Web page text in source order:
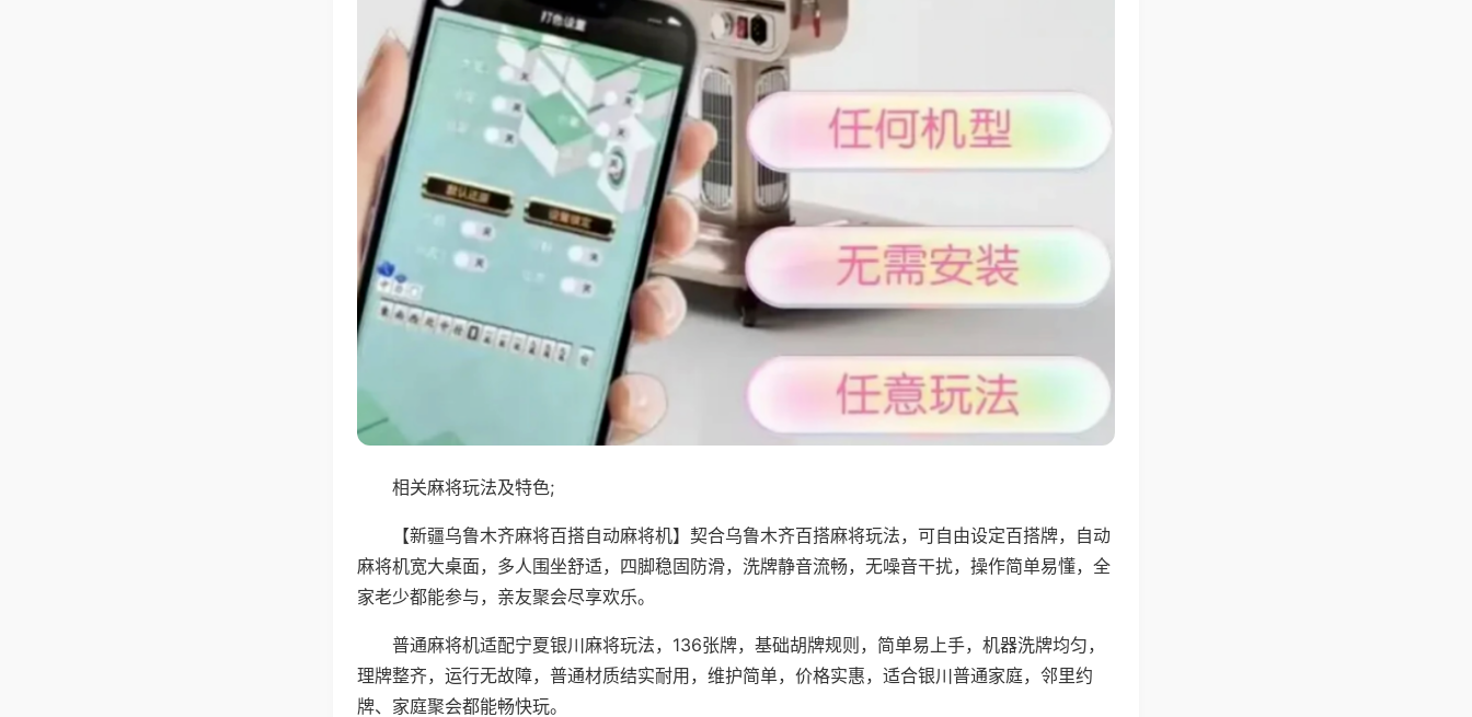
相关麻将玩法及特色;
【新疆乌鲁木齐麻将百搭自动麻将机】契合乌鲁木齐百搭麻将玩法，可自由设定百搭牌，自动
麻将机宽大桌面，多人围坐舒适，四脚稳固防滑，洗牌静音流畅，无噪音干扰，操作简单易懂，全
家老少都能参与，亲友聚会尽享欢乐。
普通麻将机适配宁夏银川麻将玩法，136张牌，基础胡牌规则，简单易上手，机器洗牌均匀，
理牌整齐，运行无故障，普通材质结实耐用，维护简单，价格实惠，适合银川普通家庭，邻里约
牌、家庭聚会都能畅快玩。